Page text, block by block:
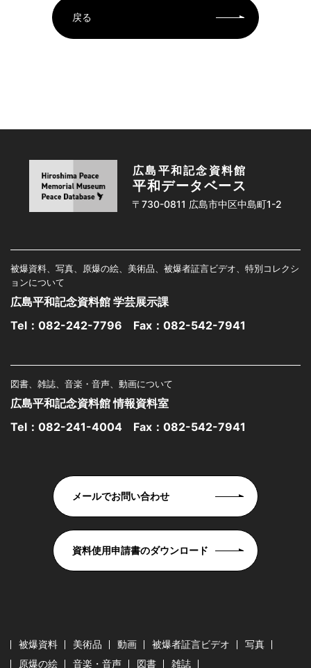
戻る
広島平和記念資料館
平和データベース
〒730-0811 広島市中区中島町1-2
被爆資料、写真、原爆の絵、美術品、被爆者証言ビデオ、特別コレクシ
ョンについて
広島平和記念資料館 学芸展示課
Tel： 082-242-7796 Fax：082-542-7941
図書、雑誌、音楽・音声、動画について
広島平和記念資料館 情報資料室
Tel： 082-241-4004 Fax：082-542-7941
メールでお問い合わせ
資料使用申請書のダウンロード
被爆資料 美術品 動画 被爆者証言ビデオ
写真
原爆の絵
音楽・音声 図書 雑誌